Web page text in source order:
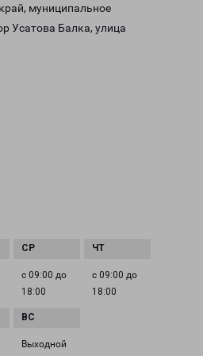
муниципальное
Усатова Балка, улица
с 09:00 до
18:00
с 09:00 до
18:00
Выходной